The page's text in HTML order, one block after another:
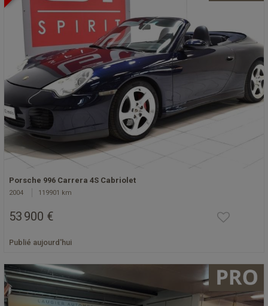
Porsche 996 Carrera 4S Cabriolet
2004 119901 km
53 900 €
Publié aujourd'hui